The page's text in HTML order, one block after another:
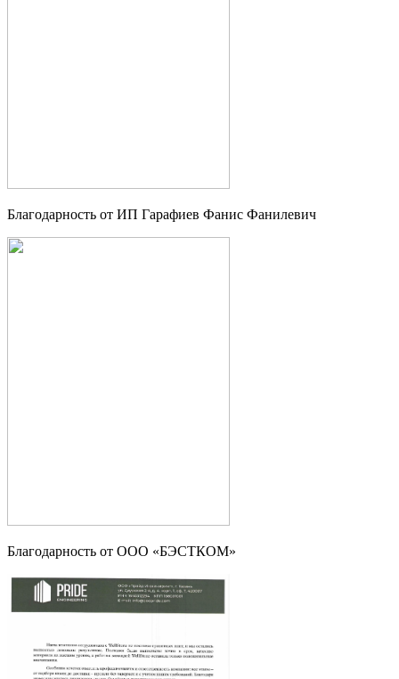
Благодарность от ИП Гарафиев Фанис Фанилевич
Благодарность от ООО «БЭСТКОМ»